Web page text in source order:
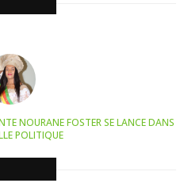
NOURANE FOSTER SE LANCE DANS
POLITIQUE